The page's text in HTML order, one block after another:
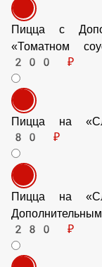
Пицца с
200 ₽
Пицца на
Пицца на